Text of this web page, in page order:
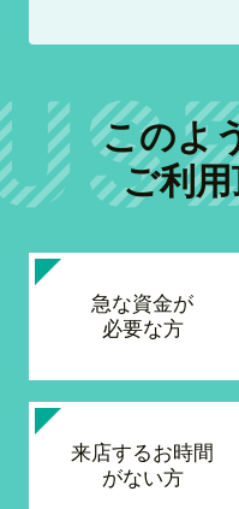
このよ
ご利
急な資金が
必要な方
来店するお時間
がない方